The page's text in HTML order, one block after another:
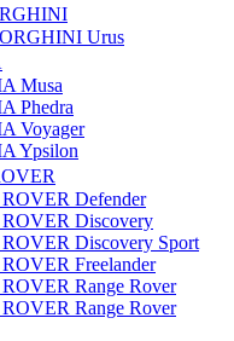
Urus
Musa
Phedra
Voyager
Ypsilon
Defender
Discovery
Discovery Sport
Freelander
Range Rover
Range Rover